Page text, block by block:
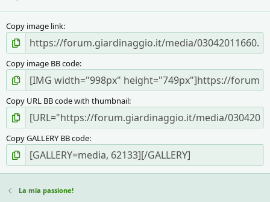
)
Copy image link
Copy image BB code
Copy URL BB code with thumbnail
Copy GALLERY BB code
La mia passione!